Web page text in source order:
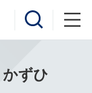
ずひ